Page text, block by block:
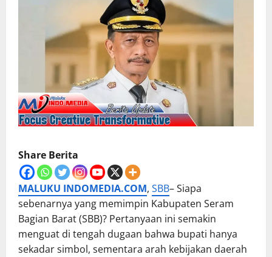
Share Berita
MALUKU INDOMEDIA.COM, SBB– Siapa
sebenarnya yang memimpin Kabupaten Seram
Bagian Barat (SBB)? Pertanyaan ini semakin
menguat di tengah dugaan bahwa bupati hanya
sekadar simbol, sementara arah kebijakan daerah